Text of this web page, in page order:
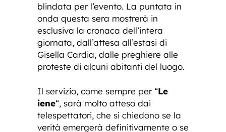
blindata per l’evento. La puntata in
onda questa sera mostrerà in
esclusiva la cronaca dell’intera
giornata, dall’attesa all’estasi di
Gisella Cardia, dalle preghiere alle
proteste di alcuni abitanti del luogo.
Il servizio, come sempre per “Le
iene“, sarà molto atteso dai
telespettatori, che si chiedono se la
verità emergerà definitivamente o se